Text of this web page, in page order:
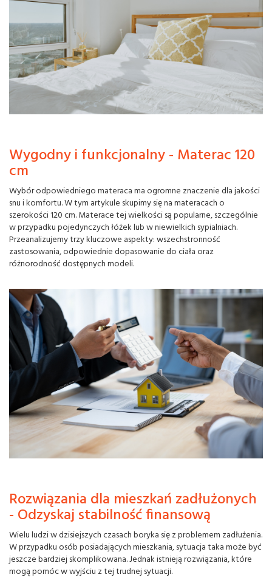
Wygodny i funkcjonalny - Materac 120
cm
Wybór odpowiedniego materaca ma ogromne znaczenie dla jakości
snu i komfortu. W tym artykule skupimy się na materacach o
szerokości 120 cm. Materace tej wielkości są popularne, szczególnie
w przypadku pojedynczych łóżek lub w niewielkich sypialniach.
Przeanalizujemy trzy kluczowe aspekty: wszechstronność
zastosowania, odpowiednie dopasowanie do ciała oraz
różnorodność dostępnych modeli.
Rozwiązania dla mieszkań zadłużonych
- Odzyskaj stabilność finansową
Wielu ludzi w dzisiejszych czasach boryka się z problemem zadłużenia.
W przypadku osób posiadających mieszkania, sytuacja taka może być
jeszcze bardziej skomplikowana. Jednak istnieją rozwiązania, które
mogą pomóc w wyjściu z tej trudnej sytuacji.